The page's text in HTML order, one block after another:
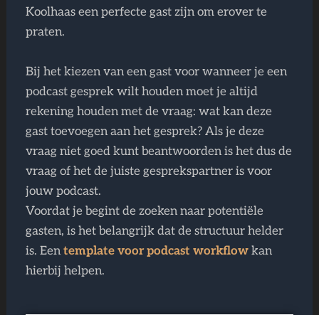
Koolhaas een perfecte gast zijn om erover te
praten.
Bij het kiezen van een gast voor wanneer je een
podcast gesprek wilt houden moet je altijd
rekening houden met de vraag: wat kan deze
gast toevoegen aan het gesprek? Als je deze
vraag niet goed kunt beantwoorden is het dus de
vraag of het de juiste gesprekspartner is voor
jouw podcast.
Voordat je begint de zoeken naar potentiële
gasten, is het belangrijk dat de structuur helder
is. Een template voor podcast workflow kan
hierbij helpen.